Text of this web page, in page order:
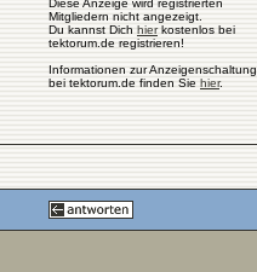
Diese Anzeige wird registrierten
Mitgliedern nicht angezeigt.
Du kannst Dich hierkostenlos bei
tektorum.de registrieren!
Informationen zur Anzeigenschaltung
bei tektorum.de finden Sie hier.